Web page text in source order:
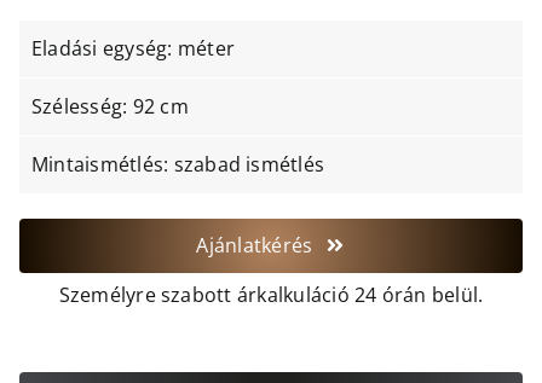
Eladási egység: méter
Szélesség: 92 cm
Mintaismétlés: szabad ismétlés
Ajánlatkérés
Személyre szabott árkalkuláció 24 órán belül.